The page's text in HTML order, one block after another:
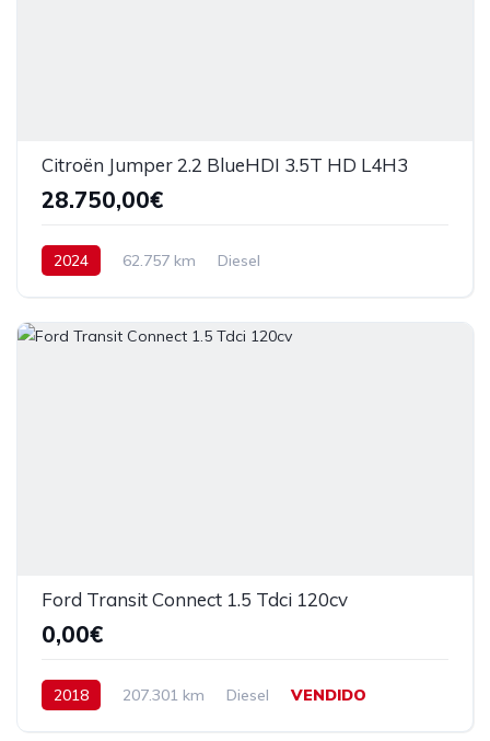
Citroën Jumper 2.2 BlueHDI 3.5T HD L4H3
28.750,00€
2024 62.757 km Diesel
Ford Transit Connect 1.5 Tdci 120cv
0,00€
2018 207.301 km Diesel VENDIDO